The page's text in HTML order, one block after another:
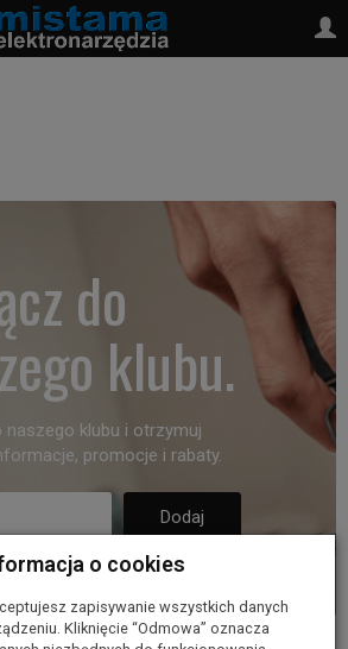
do
klubu.
naszego klubu i otrzymuj
promocje i rabaty.
o cookies
zapisywanie wszystkich danych
Kliknięcie “Odmowa” oznacza